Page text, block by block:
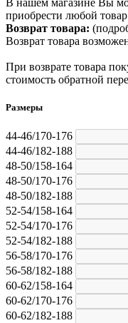
В нашем магазине Вы
приобрести любой товар
Возврат товара:
Возврат товара
При возврате товара
стоимость обратной
Размеры
44-46/170-176
44-46/182-188
48-50/158-164
48-50/170-176
48-50/182-188
52-54/158-164
52-54/170-176
52-54/182-188
56-58/170-176
56-58/182-188
60-62/158-164
60-62/170-176
60-62/182-188